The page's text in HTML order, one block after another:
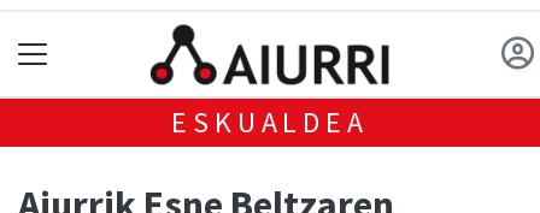
ESKUALDEA